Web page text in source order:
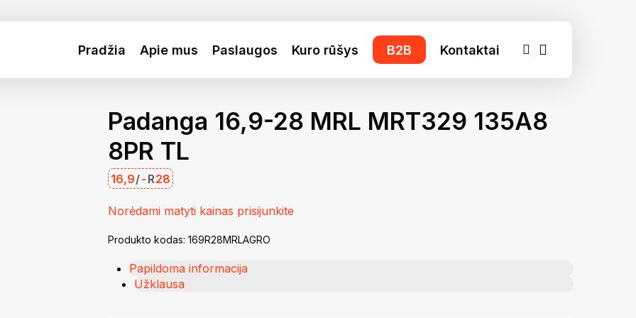
Pradžia Apie mus Paslaugos Kuro rūšys B2B Kontaktai account
Cart
Padanga 16,9-28 MRL MRT329 135A8
8PR TL
16,9/- R28
Norėdami matyti kainas prisijunkite
Produkto kodas: 169R28MRLAGRO
Papildoma informacija
Užklausa